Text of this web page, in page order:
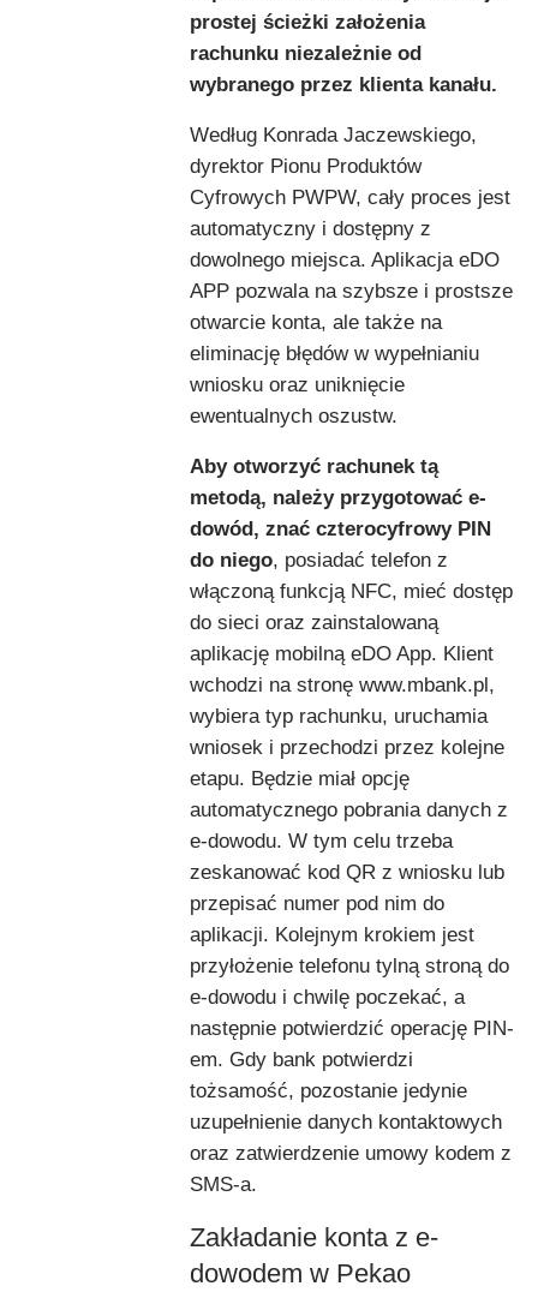
prostej ścieżki założenia
rachunku niezależnie od
wybranego przez klienta kanału.
Według Konrada Jaczewskiego,
dyrektor Pionu Produktów
Cyfrowych PWPW, cały proces jest
automatyczny i dostępny z
dowolnego miejsca. Aplikacja eDO
APP pozwala na szybsze i prostsze
otwarcie konta, ale także na
eliminację błędów w wypełnianiu
wniosku oraz uniknięcie
ewentualnych oszustw.
Aby otworzyć rachunek tą
metodą, należy przygotować e-
dowód, znać czterocyfrowy PIN
do niego, posiadać telefon z
włączoną funkcją NFC, mieć dostęp
do sieci oraz zainstalowaną
aplikację mobilną eDO App. Klient
wchodzi na stronę www.mbank.pl,
wybiera typ rachunku, uruchamia
wniosek i przechodzi przez kolejne
etapu. Będzie miał opcję
automatycznego pobrania danych z
e-dowodu. W tym celu trzeba
zeskanować kod QR z wniosku lub
przepisać numer pod nim do
aplikacji. Kolejnym krokiem jest
przyłożenie telefonu tylną stroną do
e-dowodu i chwilę poczekać, a
następnie potwierdzić operację PIN-
em. Gdy bank potwierdzi
tożsamość, pozostanie jedynie
uzupełnienie danych kontaktowych
oraz zatwierdzenie umowy kodem z
SMS-a.
Zakładanie konta z e-
dowodem w Pekao